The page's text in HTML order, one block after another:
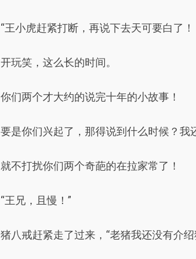
“王小虎赶紧打断，再说下去天可要白了！
开玩笑，这么长的时间。
你们两个才大约的说完十年的小故事！
要是你们兴起了，那得说到什么时候？我
就不打扰你们两个奇葩的在拉家常了！
“王兄，且慢！”
猪八戒赶紧走了过来，“老猪我还没有介